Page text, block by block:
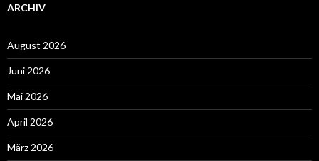
ARCHIV
August 2026
Juni 2026
Mai 2026
April 2026
März 2026